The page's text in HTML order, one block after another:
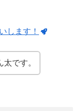
します！
です。